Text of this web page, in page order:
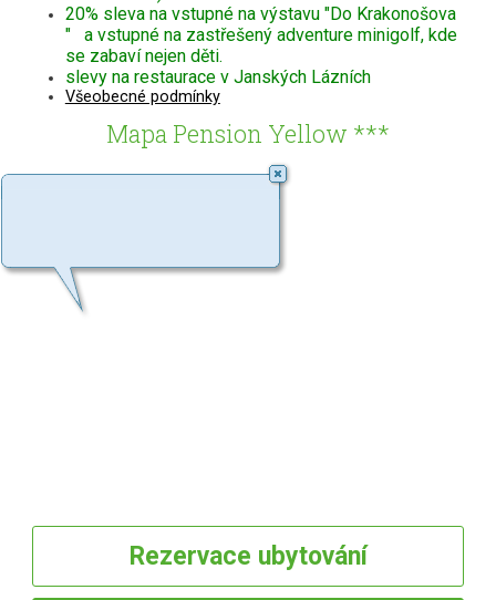
20% sleva na vstupné na výstavu "Do Krakonošova
" a vstupné na zastřešený adventure minigolf, kde
se zabaví nejen děti.
slevy na restaurace v Janských Lázních
Všeobecné podmínky
Mapa Pension Yellow ***
Rezervace ubytování